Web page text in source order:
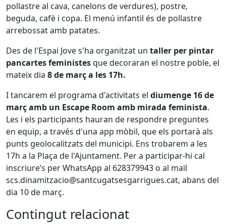
pollastre al cava, canelons de verdures), postre,
beguda, cafè i copa. El menú infantil és de pollastre
arrebossat amb patates.
Des de l'Espai Jove s'ha organitzat un taller per pintar
pancartes feministesque decoraran el nostre poble, el
mateix dia 8 de març a les 17h.
I tancarem el programa d'activitats el diumenge 16 de
març amb un Escape Room amb mirada feminista.
Les i els participants hauran de respondre preguntes
en equip, a través d'una app mòbil, que els portarà als
punts geolocalitzats del municipi. Ens trobarem a les
17h a la Plaça de l'Ajuntament. Per a participar-hi cal
inscriure’s per WhatsApp al 628379943 o al mail
scs.dinamitzacio@santcugatsesgarrigues.cat, abans del
dia 10 de març.
Contingut relacionat